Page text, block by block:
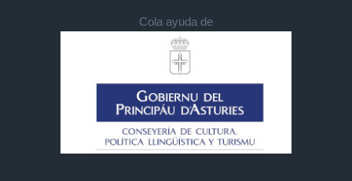
Cola ayuda de